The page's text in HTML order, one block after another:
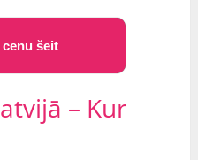
cenu šeit
– Kur